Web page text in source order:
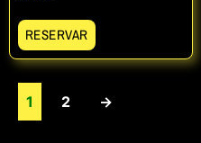
RESERVAR
1 2 →